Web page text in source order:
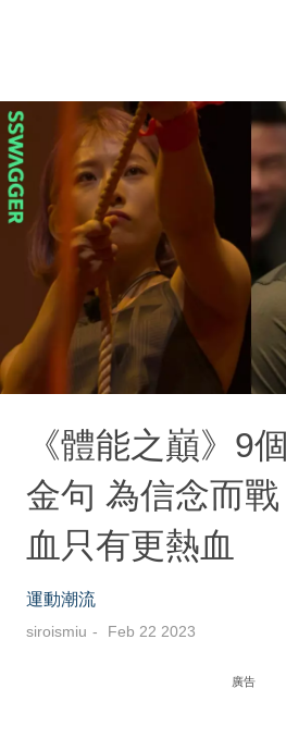
《體能之巔》9
金句 為信念而
血只有更熱血
運動潮流
siroismiu Feb 22 2023
廣告